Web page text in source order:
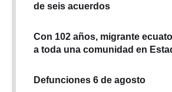
de seis acuerdos
Con 102 años, migrante
a toda una comunidad en
Defunciones 6 de agosto